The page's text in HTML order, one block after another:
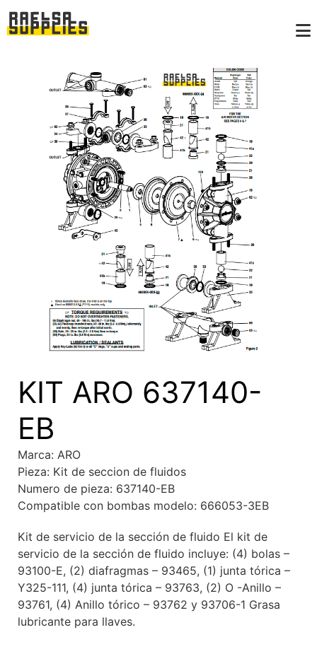
KIT ARO 637140-
EB
Marca: ARO
Pieza: Kit de seccion de fluidos
Numero de pieza: 637140-EB
Compatible con bombas modelo: 666053-3EB
Kit de servicio de la sección de fluido El kit de
servicio de la sección de fluido incluye: (4) bolas –
93100-E, (2) diafragmas – 93465, (1) junta tórica –
Y325-111, (4) junta tórica – 93763, (2) O -Anillo –
93761, (4) Anillo tórico – 93762 y 93706-1 Grasa
lubricante para llaves.